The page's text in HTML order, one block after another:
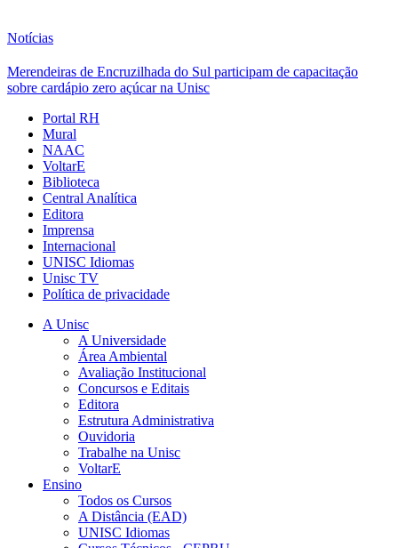
Notícias
Merendeiras de Encruzilhada do Sul participam de capacitação
sobre cardápio zero açúcar na Unisc
Portal RH
Mural
NAAC
VoltarE
Biblioteca
Central Analítica
Editora
Imprensa
Internacional
UNISC Idiomas
Unisc TV
Política de privacidade
A Unisc
A Universidade
Área Ambiental
Avaliação Institucional
Concursos e Editais
Editora
Estrutura Administrativa
Ouvidoria
Trabalhe na Unisc
VoltarE
Ensino
Todos os Cursos
A Distância (EAD)
UNISC Idiomas